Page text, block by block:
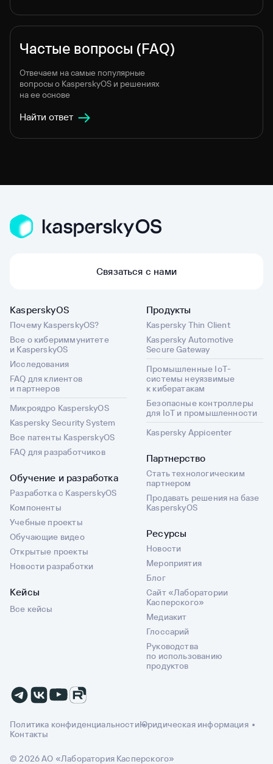
Частые вопросы (FAQ)
Отвечаем на самые популярные
вопросы о KasperskyOS и решениях
на ее основе
Найти ответ
Связаться с нами
KasperskyOS
Почему KasperskyOS?
Все о кибериммунитете
и KasperskyOS
Исследования
FAQ для клиентов
и партнеров
Микроядро KasperskyOS
Kaspersky Security System
Все патенты KasperskyOS
FAQ для разработчиков
Обучение и разработка
Разработка с KasperskyOS
Компоненты
Учебные проекты
Обучающие видео
Открытые проекты
Новости разработки
Кейсы
Все кейсы
Продукты
Kaspersky Thin Client
Kaspersky Automotive
Secure Gateway
Промышленные IoT-
системы неуязвимые
к кибератакам
Безопасные контроллеры
для IoT и промышленности
Kaspersky Appicenter
Партнерство
Стать технологическим
партнером
Продавать решения на базе
KasperskyOS
Ресурсы
Новости
Мероприятия
Блог
Сайт «Лаборатории
Касперского»
Медиакит
Глоссарий
Руководства
по использованию
продуктов
© 2026 АО «Лаборатория Касперского»
Политика конфиденциальностиЮридическая информация
Контакты